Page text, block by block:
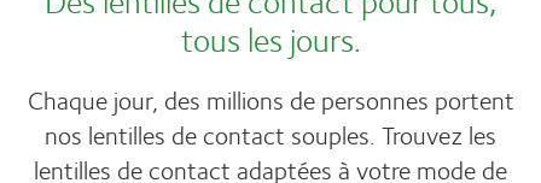
tous les jours.
Chaque jour, des millions de personnes portent
nos lentilles de contact souples. Trouvez les
lentilles de contact adaptées à votre mode de